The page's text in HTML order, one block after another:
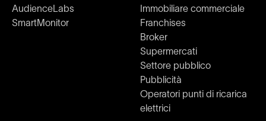
AudienceLabs
SmartMonitor
Immobiliare commerciale
Franchises
Broker
Supermercati
Settore pubblico
Pubblicità
Operatori punti di ricarica
elettrici